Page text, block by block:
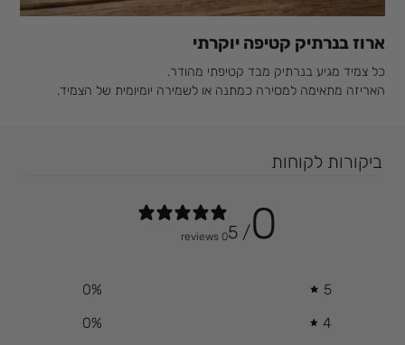
ארוז בנרתיק קטיפה יוקרתי
כל צמיד מגיע בנרתיק מבד קטיפתי מהודר.
האריזה מתאימה למסירה כמתנה או לשמירה יומיומית של הצמיד.
0
/ 5
0 reviews
5
0%
4
0%